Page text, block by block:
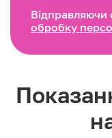
обробку